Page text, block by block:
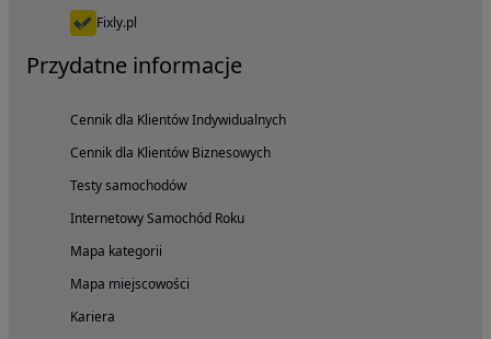
Fixly.pl
Przydatne informacje
Cennik dla Klientów Indywidualnych
Cennik dla Klientów Biznesowych
Testy samochodów
Internetowy Samochód Roku
Mapa kategorii
Mapa miejscowości
Kariera